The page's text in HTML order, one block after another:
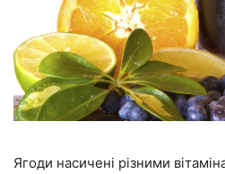
Ягоди насичені різними